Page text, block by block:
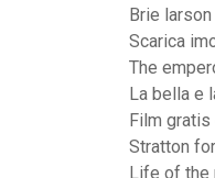
Brie
Scarica
The
La bella e
Film gratis
Stratton
Life of the